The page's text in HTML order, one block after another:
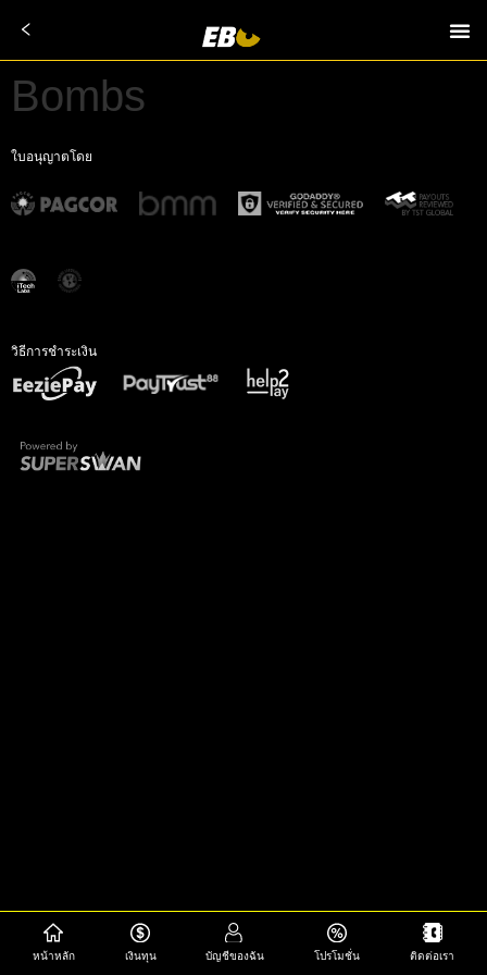
หน้าหลัก เงินทุน บัญชีของฉัน โปรโมชั่น ติดต่อเรา
Bombs
ใบอนุญาตโดย
วิธีการชำระเงิน